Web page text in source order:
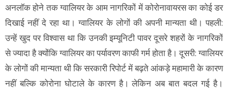
अनलॉक होने तक ग्वालियर के आम नागरिकों में कोरोनावायरस का कोई डर
दिखाई नहीं दे रहा था। ग्वालियर के लोगों की अपनी मान्यता थी। पहली:
उन्हें खुद पर विश्वास था कि उनकी इम्यूनिटी पावर दूसरे शहरों के नागरिकों
से ज्यादा है क्योंकि ग्वालियर का पर्यावरण काफी गर्म होता है। दूसरी: ग्वालियर
के लोगों की मान्यता थी कि सरकारी रिपोर्ट में बढ़ते आंकड़े महामारी के कारण
नहीं बल्कि कोरोना घोटाले के कारण है। लेकिन अब बात बदल गई है।